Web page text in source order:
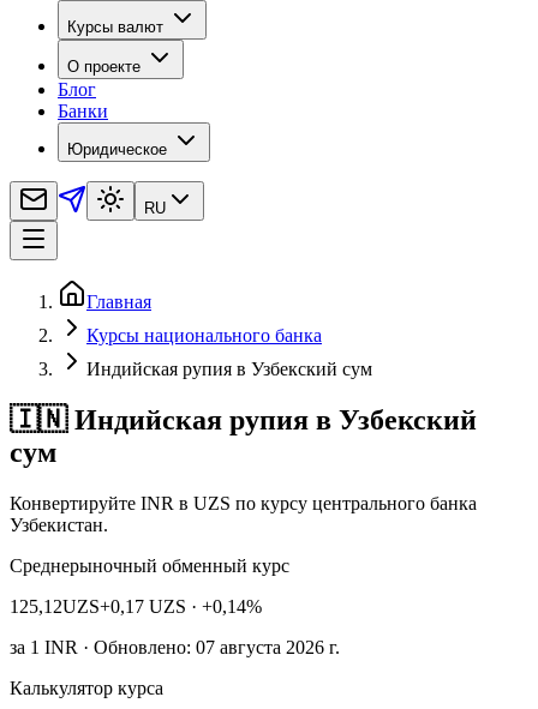
Курсы валют
О проекте
Блог
Банки
Юридическое
RU
Главная
Курсы национального банка
Индийская рупия в Узбекский сум
🇮🇳 Индийская рупия в Узбекский
сум
Конвертируйте INR в UZS по курсу центрального банка
Узбекистан.
Среднерыночный обменный курс
125,12UZS+0,17 UZS · +0,14%
за 1 INR · Обновлено: 07 августа 2026 г.
Калькулятор курса